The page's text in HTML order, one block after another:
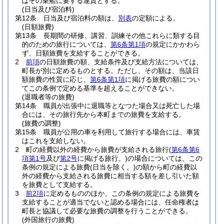
(日当及び宿泊料)
第12条
日当及び宿泊料の額は、 別表の定額による。
(日額旅費)
第13条
長期間の研修、講習、訓練その他これらに類する目
的のための旅行については、 第6条第1項の規定にかかわら
ず、日額旅費を支給することができる。
2
前項の日額旅費の額、支給条件及び支給方法については、
町長が別に定めるものとする。 ただし、その額は、当該日
額旅費の性質に応じ、 第6条第1項に掲げる旅費の額につい
てこの条例で定める基準を超えることができない。
(退職者等の旅費)
第14条
職員が出張中に退職等となつた場合又は死亡した場
合には、その旅行先から本町までの旅費を支給する。
(旅費の調整)
第15条
職員が公用の車を利用して旅行する場合には、車賃
はこれを支給しない。
2
町の経費以外の経費から旅費が支給される旅行(第6条第6
項第1号及び第2号に掲げる旅行。)の場合については、この
条例の規定による旅費(日当を除く。)の額から町の経費以
外の経費から支給される旅費に相当する額を差し引いた額
を旅費として支給する。
3
前2項に定めるもののほか、この条例の規定による旅費を
支給することが適当でないと認める場合には、任命権者は
町長と協議して必要な旅費の調整を行うことができる。
(外国旅行の旅費)